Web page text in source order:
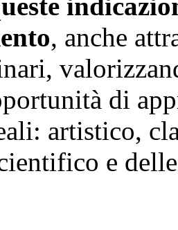
, anche
di
artistico,
e